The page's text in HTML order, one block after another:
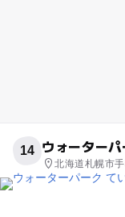
14 ウォーター
北海道札幌市